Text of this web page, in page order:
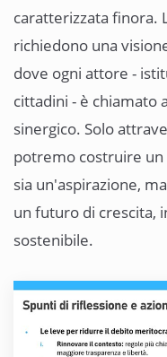
caratterizzata finora.
richiedono una
dove ogni attore -
cittadini - è chiamato
sinergico. Solo
potremo costruire
sia un'aspirazione,
un futuro di crescita,
sostenibile.